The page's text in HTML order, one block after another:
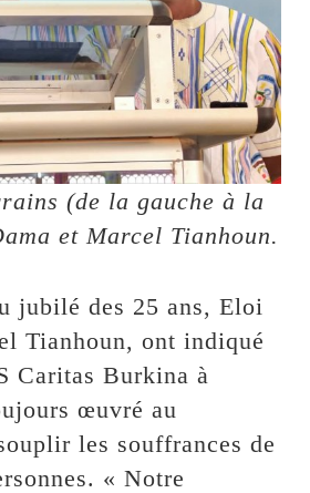
(de la gauche à la
et Marcel Tianhoun.
jubilé des 25 ans, Eloi
Tianhoun, ont indiqué
Caritas Burkina à
œuvré au
les souffrances de
« Notre